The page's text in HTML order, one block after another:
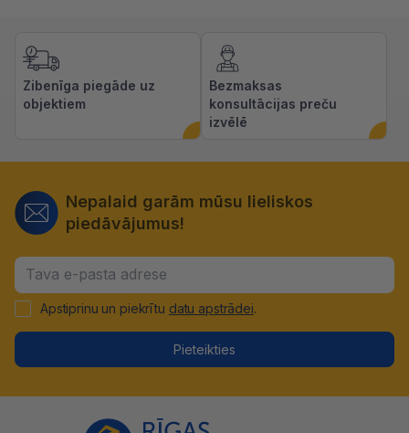
Zibenīga piegāde uz
objektiem
Bezmaksas
konsultācijas preču
izvēlē
Nepalaid garām mūsu lieliskos
piedāvājumus!
Apstiprinu un piekrītu datu apstrādei.
Pieteikties